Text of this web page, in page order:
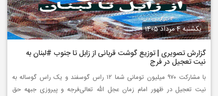
یکشنبه 4 مرداد 1405
گزارش تصویری | توزیع گوشت قربانی از زابل تا جنوب #لبنان به
نیت تعجیل در فرج
با مشارکت ۹۷۰ میلیون تومانی شما ۱۲ راس گوسفند و یک راس گوساله به
نیت تعجیل در ظهور امام زمان عجل الله تعالی‌فرجه و پیروزی جبهه حق